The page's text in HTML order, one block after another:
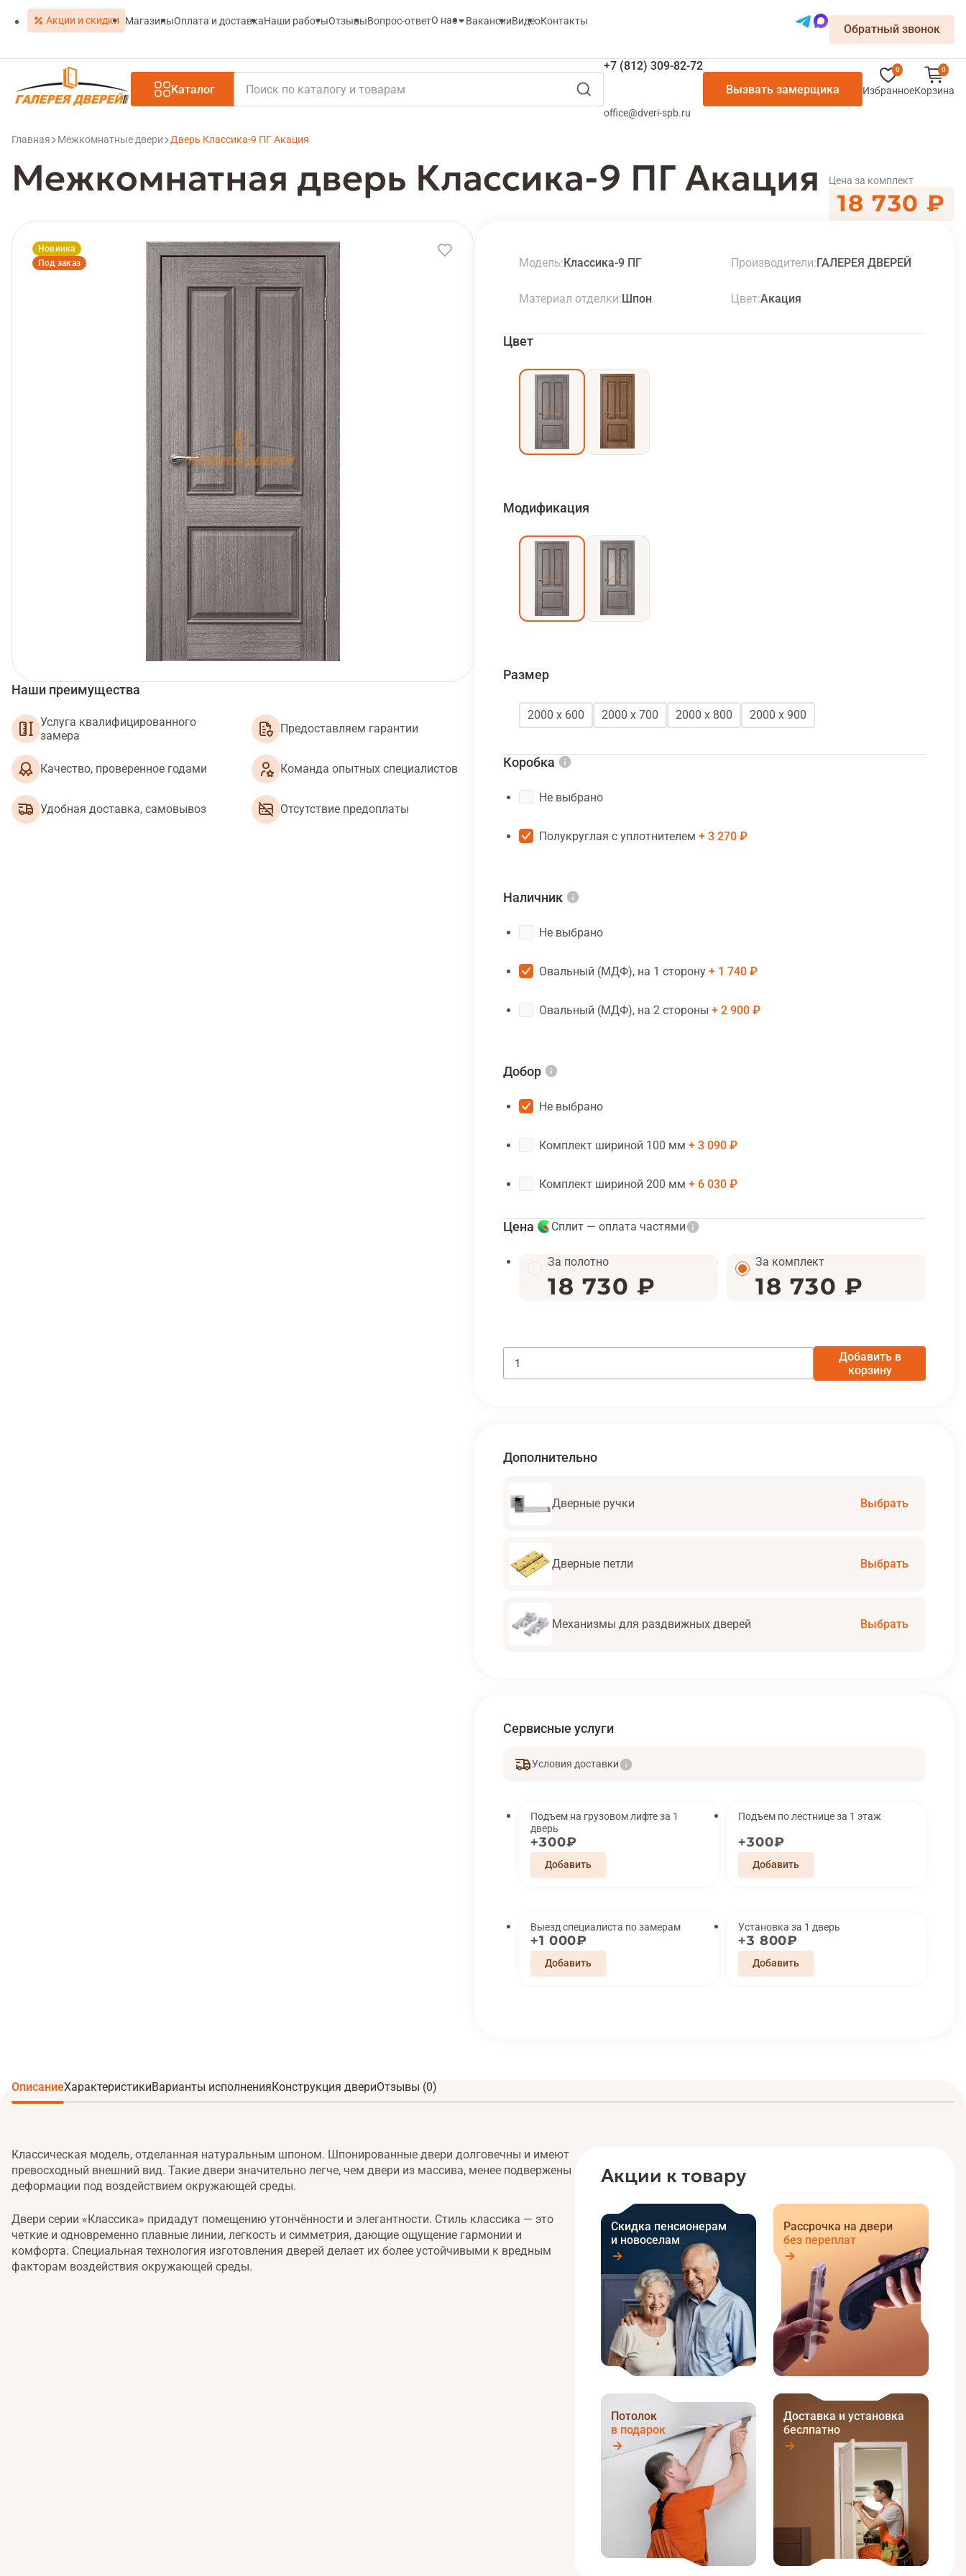
Акции и скидки МагазиныОплата и доставкаНаши работыОтзывыВопрос-ответО нас ВакансииВидеоКонтакты
Обратный звонок
Каталог
+7 (812) 309-82-72
office@dveri-spb.ru
Вызвать замерщика
0
Избранное
0
Корзина
Главная Межкомнатные двери Дверь Классика-9 ПГ Акация
Межкомнатная дверь Классика-9 ПГ Акация Цена за комплект
18 730 ₽
Новинка
Под заказ
Наши преимущества
Услуга квалифицированного
замера
Предоставляем гарантии
Качество, проверенное годами Команда опытных специалистов
Удобная доставка, самовывоз Отсутствие предоплаты
Модель Классика-9 ПГ Производители ГАЛЕРЕЯ ДВЕРЕЙ
Материал отделки Шпон Цвет Акация
Цвет
Модификация
Размер
2000 х 600 2000 х 700 2000 х 800 2000 х 900
Коробка
Не выбрано
Полукруглая с уплотнителем 3 270 ₽
Наличник
Не выбрано
Овальный (МДФ), на 1 сторону 1 740 ₽
Овальный (МДФ), на 2 стороны 2 900 ₽
Добор
Не выбрано
Комплект шириной 100 мм 3 090 ₽
Комплект шириной 200 мм 6 030 ₽
Цена Сплит — оплата частями
За полотно
18 730 ₽
За комплект
18 730 ₽
Добавить в
корзину
Дополнительно
Дверные ручки Выбрать
Дверные петли Выбрать
Механизмы для раздвижных дверей Выбрать
Сервисные услуги
Условия доставки
Подъем на грузовом лифте за 1
дверь
300₽
Подъем по лестнице за 1 этаж
300₽
Выезд специалиста по замерам
1 000₽
Установка за 1 дверь
3 800₽
ОписаниеХарактеристикиВарианты исполненияКонструкция двериОтзывы (0)
Классическая модель, отделанная натуральным шпоном. Шпонированные двери долговечны и имеют
превосходный внешний вид. Такие двери значительно легче, чем двери из массива, менее подвержены
деформации под воздействием окружающей среды.
Двери серии «Классика» придадут помещению утончённости и элегантности. Стиль классика — это
четкие и одновременно плавные линии, легкость и симметрия, дающие ощущение гармонии и
комфорта. Специальная технология изготовления дверей делает их более устойчивыми к вредным
факторам воздействия окружающей среды.
Акции к товару
Скидка пенсионерам
и новоселам
Рассрочка на двери
без переплат
Потолок
в подарок
Доставка и установка
беслпатно